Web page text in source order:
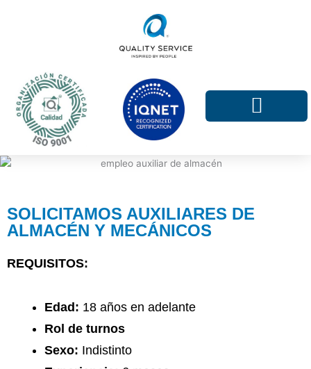
SOLICITAMOS AUXILIARES DE
ALMACÉN Y MECÁNICOS
REQUISITOS:
Edad: 18 años en adelante
Rol de turnos
Sexo: Indistinto